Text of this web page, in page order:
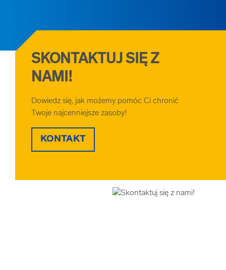
SKONTAKTUJ SIĘ Z
NAMI!
Dowiedz się, jak możemy pomóc Ci chronić
Twoje najcenniejsze zasoby!
KONTAKT